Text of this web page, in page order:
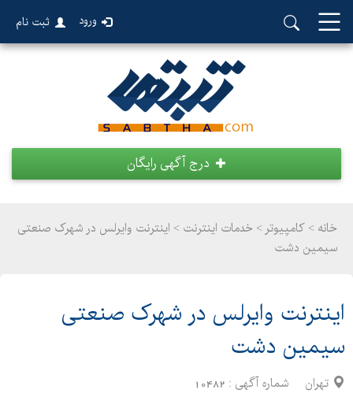
ورود ثبت نام
درج آگهی رایگان
خانه > کامپیوتر > خدمات اینترنت > اینترنت وایرلس در شهرک صنعتی
سیمین دشت
اینترنت وایرلس در شهرک صنعتی
سیمین دشت
تهران شماره آگهی : 10482